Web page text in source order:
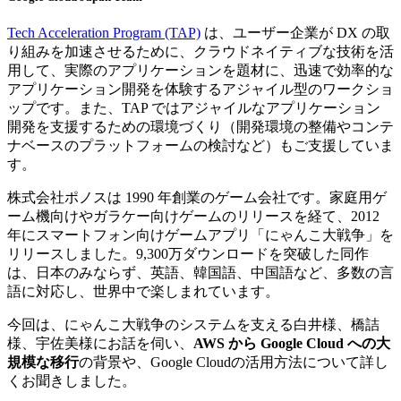
Tech Acceleration Program (TAP) は、ユーザー企業が DX の取
り組みを加速させるために、クラウドネイティブな技術を活
用して、実際のアプリケーションを題材に、迅速で効率的な
アプリケーション開発を体験するアジャイル型のワークショ
ップです。また、TAP ではアジャイルなアプリケーション
開発を支援するための環境づくり（開発環境の整備やコンテ
ナベースのプラットフォームの検討など）もご支援していま
す。
株式会社ポノスは 1990 年創業のゲーム会社です。家庭用ゲ
ーム機向けやガラケー向けゲームのリリースを経て、2012
年にスマートフォン向けゲームアプリ「にゃんこ大戦争」を
リリースしました。9,300万ダウンロードを突破した同作
は、日本のみならず、英語、韓国語、中国語など、多数の言
語に対応し、世界中で楽しまれています。
今回は、にゃんこ大戦争のシステムを支える白井様、橋詰
様、宇佐美様にお話を伺い、 AWS から Google Cloud への大
規模な移行の背景や、Google Cloudの活用方法について詳し
くお聞きしました。